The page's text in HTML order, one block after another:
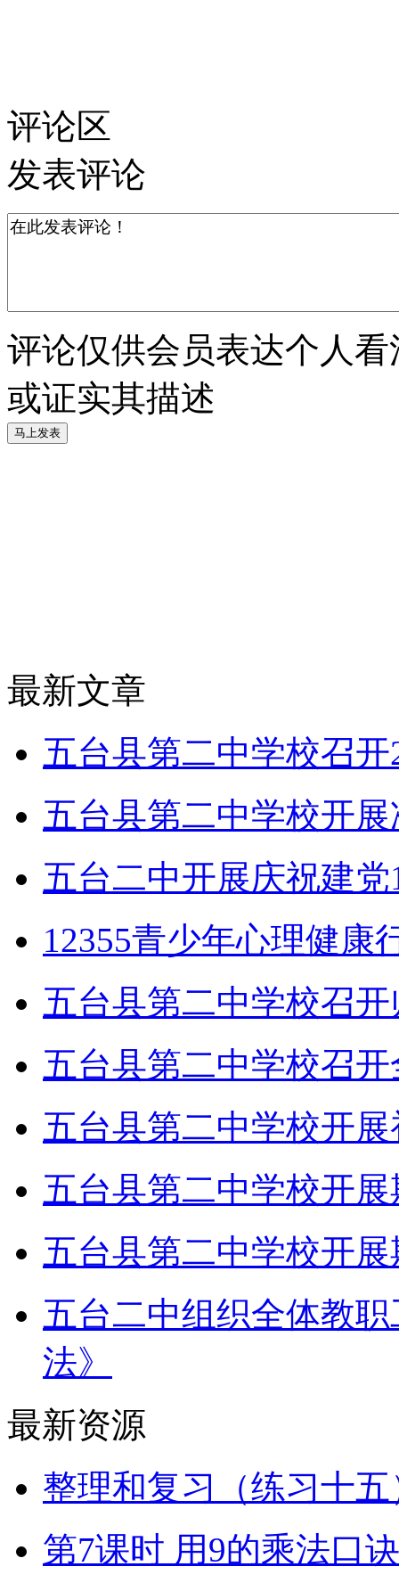
评论区
发表评论
评论仅供会员表达个人
或证实其描述
最新文章
五台县第二中学校召
五台县第二中学校开
五台二中开展庆祝建
12355青少年心理健康
五台县第二中学校召
五台县第二中学校召
五台县第二中学校开
五台县第二中学校开
五台县第二中学校开
五台二中组织全体教
法》
最新资源
整理和复习（练习十五
第7课时 用9的乘法口